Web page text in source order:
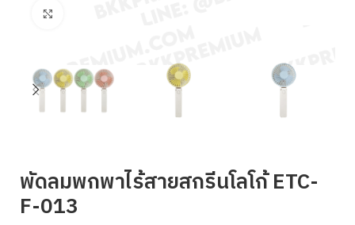
พัดลมพกพาไร้สายสกรีนโลโก้ ETC-
F-013